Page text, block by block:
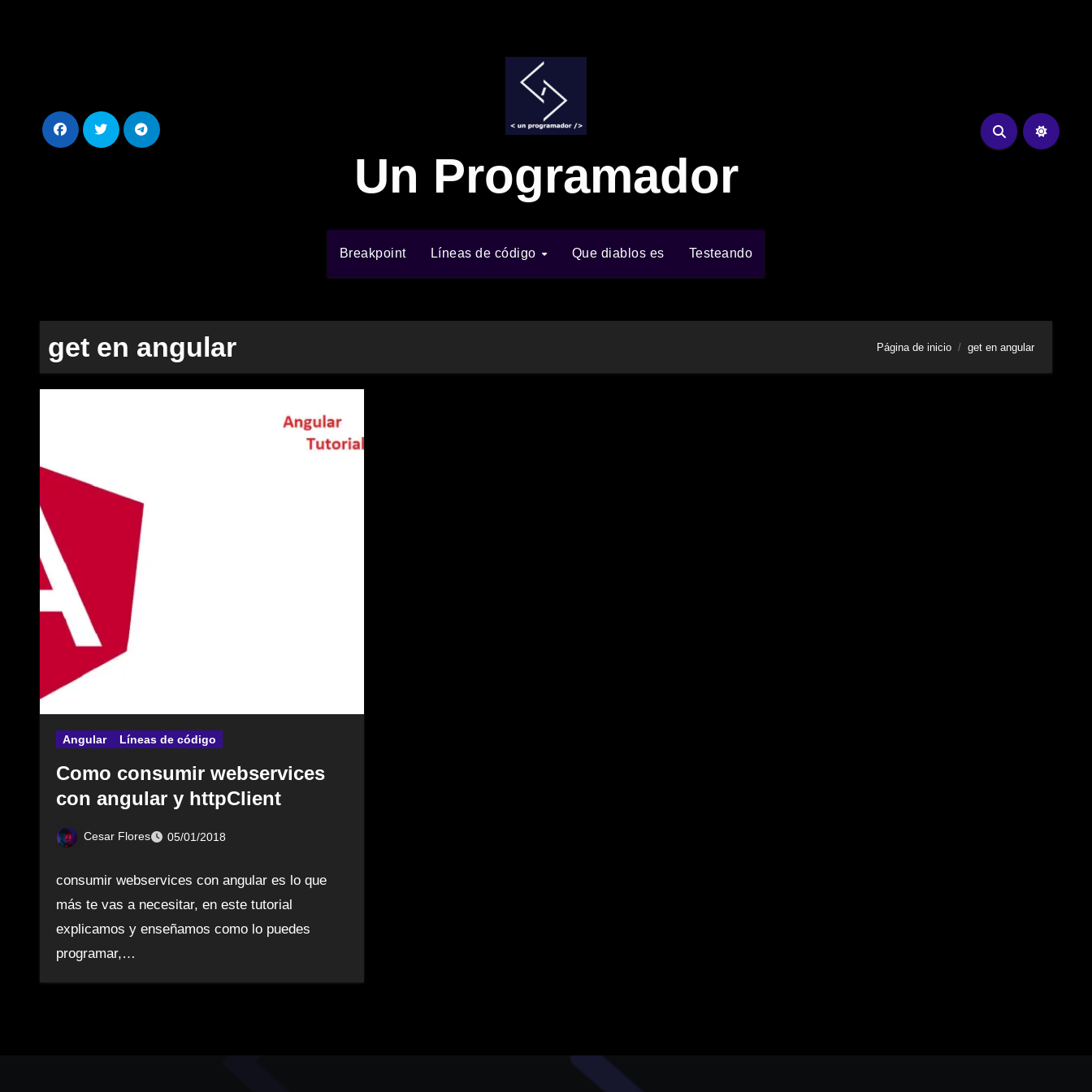
Un Programador
Breakpoint Líneas de código Que diablos es Testeando
get en angular Página de inicio get en angular
Angular Líneas de código
Como consumir webservices
con angular y httpClient
Cesar Flores 05/01/2018
consumir webservices con angular es lo que
más te vas a necesitar, en este tutorial
explicamos y enseñamos como lo puedes
programar,…